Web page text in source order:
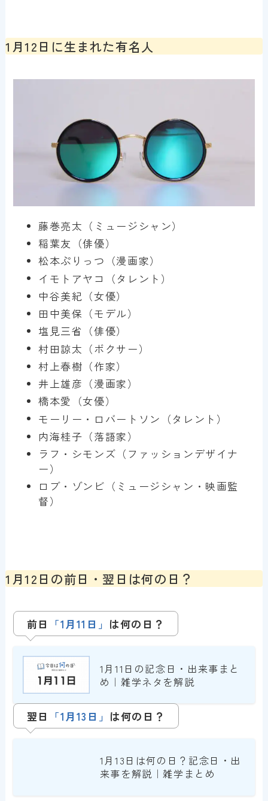
1月12日に生まれた有名人
藤巻亮太（ミュージシャン）
稲葉友（俳優）
松本ぷりっつ（漫画家）
イモトアヤコ（タレント）
中谷美紀（女優）
田中美保（モデル）
塩見三省（俳優）
村田諒太（ボクサー）
村上春樹（作家）
井上雄彦（漫画家）
橋本愛（女優）
モーリー・ロバートソン（タレント）
内海桂子（落語家）
ラフ・シモンズ（ファッションデザイナ
ー）
ロブ・ゾンビ（ミュージシャン・映画監
督）
1月12日の前日・翌日は何の日？
前日 「1月11日」 は何の日？
1月11日の記念日・出来事まと
め｜雑学ネタを解説
翌日 「1月13日」 は何の日？
1月13日は何の日？記念日・出
来事を解説｜雑学まとめ